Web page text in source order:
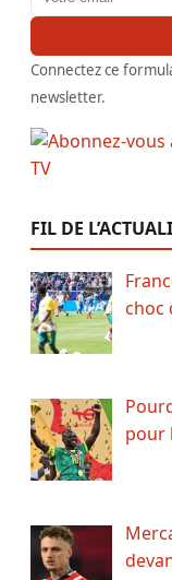
Connectez ce
newsletter.
FIL DE
choc
pour